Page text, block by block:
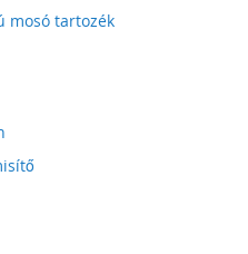
mosó tartozék